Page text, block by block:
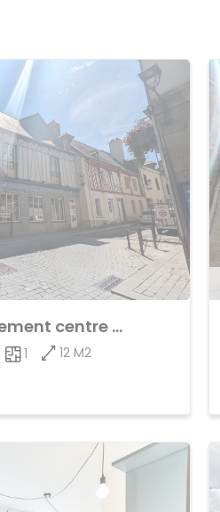
Achat Appartement centre ville
1 12 M2